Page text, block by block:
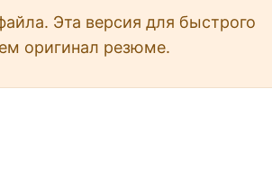
Эта версия для быстрого
оригинал резюме.